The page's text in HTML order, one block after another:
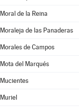
Moral de la Reina
Moraleja de las Panaderas
Morales de Campos
Mota del Marqués
Mucientes
Muriel